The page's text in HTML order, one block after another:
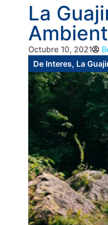
La
Octubre 10, 2021
De Interes, La